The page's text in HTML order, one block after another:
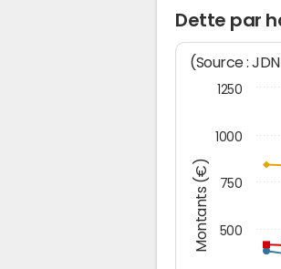
Dette par
Montants (€)
(Source :
500
750
1000
1250